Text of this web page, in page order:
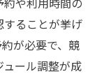
ることが挙げ
が必要で、競
ール調整が成